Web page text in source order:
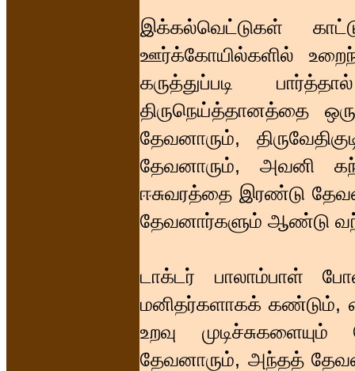
இக்கல்வெட்டுகள்
ஊர்க்கோயில்களில்
கருத்துப்படி
திருநெய்த்தானத்தை
தேவனாரும்,
தேவனாரும், அவனி
ஈசுவரத்தை இரண்டு
தேவனார்களும் ஆண்டு
டாக்டர் பாலாம்பாள்
மனிதர்களாகக்
உறவு
தேவனாரும், அந்தத்